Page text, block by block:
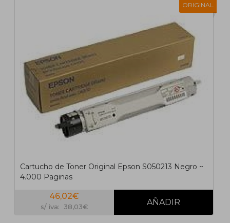
ORIGINAL
Cartucho de Toner Original Epson S050213 Negro ~
4.000 Paginas
46,02€
s/ iva: 38,03€